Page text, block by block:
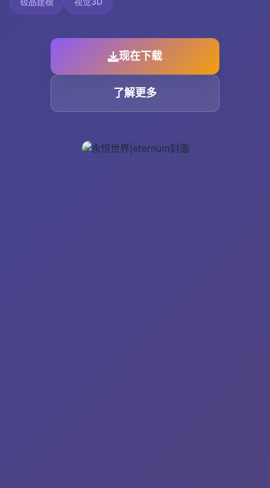
现在下载
了解更多